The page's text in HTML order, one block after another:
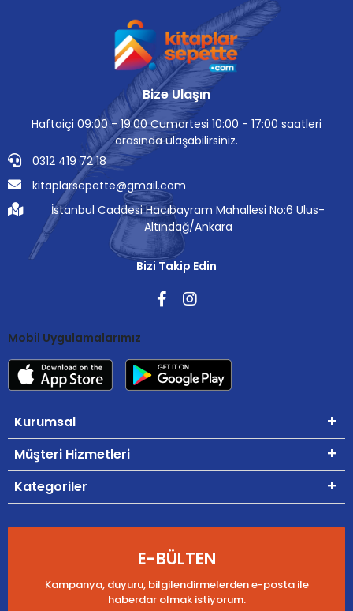
Bize Ulaşın
Haftaiçi 09:00 - 19:00 Cumartesi 10:00 - 17:00 saatleri
arasında ulaşabilirsiniz.
0312 419 72 18
kitaplarsepette@gmail.com
İstanbul Caddesi Hacıbayram Mahallesi No:6 Ulus-
Altındağ/Ankara
Bizi Takip Edin
Mobil Uygulamalarımız
Kurumsal
Müşteri Hizmetleri
Kategoriler
E-BÜLTEN
Kampanya, duyuru, bilgilendirmelerden e-posta ile
haberdar olmak istiyorum.